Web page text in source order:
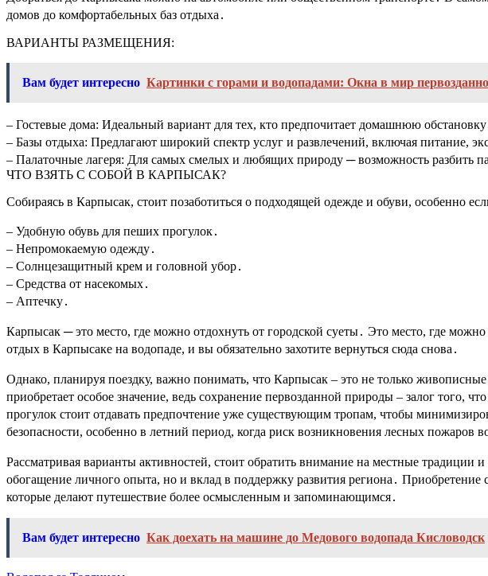
домов до комфортабельных баз отдыха․
ВАРИАНТЫ РАЗМЕЩЕНИЯ:
Вам будет интересно Картинки с горами и водопадами: Окна в мир
– Гостевые дома: Идеальный вариант для тех, кто предпочитает домашнюю
– Базы отдыха: Предлагают широкий спектр услуг и развлечений, включая питание,
– Палаточные лагеря: Для самых смелых и любящих природу ─ возможность разбить
ЧТО ВЗЯТЬ С СОБОЙ В КАРПЫСАК?
Собираясь в Карпысак, стоит позаботиться о подходящей одежде и обуви, особенно
– Удобную обувь для пеших прогулок․
– Непромокаемую одежду․
– Солнцезащитный крем и головной убор․
– Средства от насекомых․
– Аптечку․
Карпысак ─ это место, где можно отдохнуть от городской суеты․ Это место, где
отдых в Карпысаке на водопаде, и вы обязательно захотите вернуться сюда снова․
Однако, планируя поездку, важно понимать, что Карпысак – это не только
приобретает особое значение, ведь сохранение первозданной природы – залог
прогулок стоит отдавать предпочтение уже существующим тропам, чтобы
безопасности, особенно в летний период, когда риск возникновения лесных пожаров
Рассматривая варианты активностей, стоит обратить внимание на местные традиции
обогащение личного опыта, но и вклад в поддержку развития региона․
которые делают путешествие более осмысленным и запоминающимся․
Вам будет интересно Как доехать на машине до Медового водопада Кисловодск